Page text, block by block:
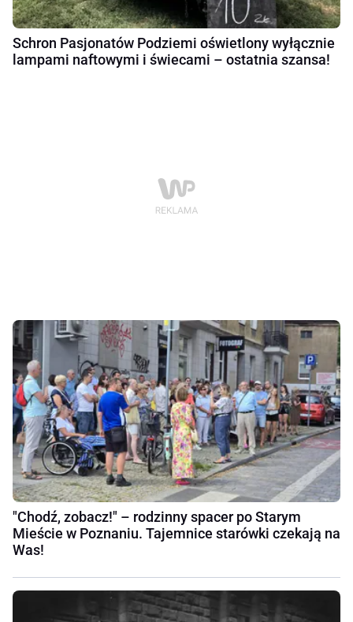
Schron Pasjonatów Podziemi oświetlony wyłącznie
lampami naftowymi i świecami – ostatnia szansa!
"Chodź, zobacz!" – rodzinny spacer po Starym
Mieście w Poznaniu. Tajemnice starówki czekają na
Was!